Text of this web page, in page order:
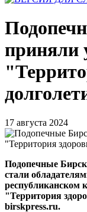
приняли
17 августа 2024
Подопечные
стали
республиканском
"Территория
birskpress.ru.